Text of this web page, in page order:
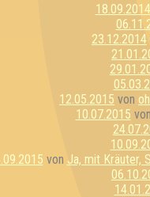
18.09.2014
23.12.2014
12.05.2015 von
10.07.2015 von
von Ja, mit Kräuter,